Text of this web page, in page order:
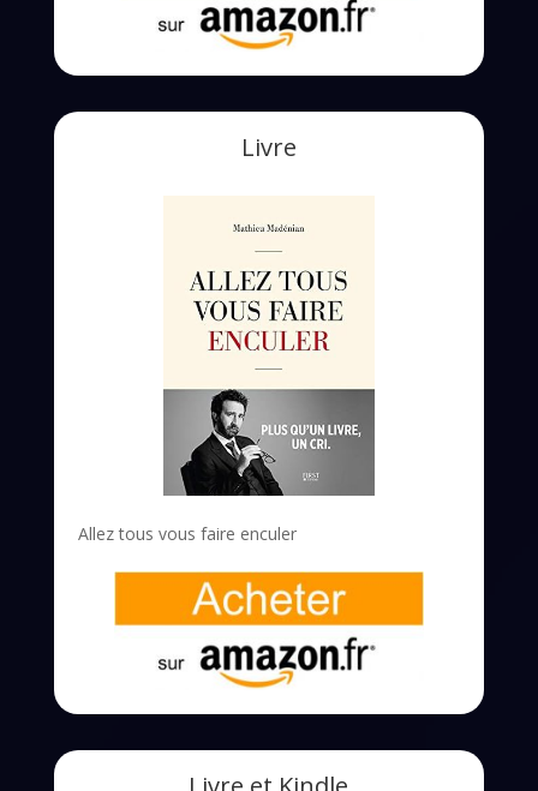
Livre
Allez tous vous faire enculer